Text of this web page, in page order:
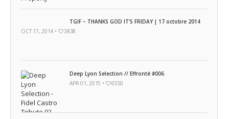
TGIF – THANKS GOD IT’S FRIDAY | 17 octobre 2014
OCT 17, 2014 •
3838
Deep Lyon Selection // Effronté #006
APR 01, 2015 •
6550